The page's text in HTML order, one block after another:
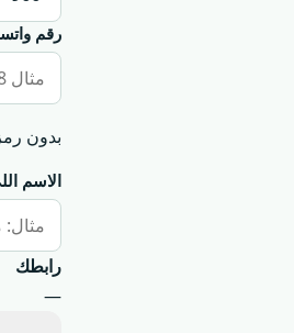
رقم
بدون
الاسم
رابطك
—